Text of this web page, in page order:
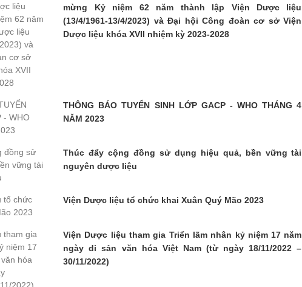
mừng Kỷ niệm 62 năm thành lập Viện Dược liệu
(13/4/1961-13/4/2023) và Đại hội Công đoàn cơ sở Viện
Dược liệu khóa XVII nhiệm kỳ 2023-2028
THÔNG BÁO TUYỂN SINH LỚP GACP - WHO THÁNG 4
NĂM 2023
Thúc đẩy cộng đồng sử dụng hiệu quả, bền vững tài
nguyên dược liệu
Viện Dược liệu tổ chức khai Xuân Quý Mão 2023
Viện Dược liệu tham gia Triển lãm nhân kỷ niệm 17 năm
ngày di sản văn hóa Việt Nam (từ ngày 18/11/2022 –
30/11/2022)